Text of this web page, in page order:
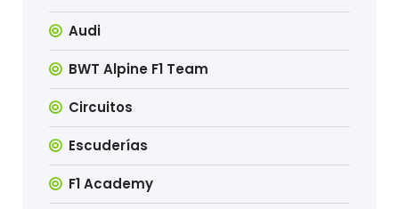
Audi
BWT Alpine F1 Team
Circuitos
Escuderías
F1 Academy